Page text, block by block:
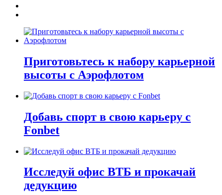
Приготовьтесь к набору карьерной
высоты с Аэрофлотом
Добавь спорт в свою карьеру с
Fonbet
Исследуй офис ВТБ и прокачай
дедукцию